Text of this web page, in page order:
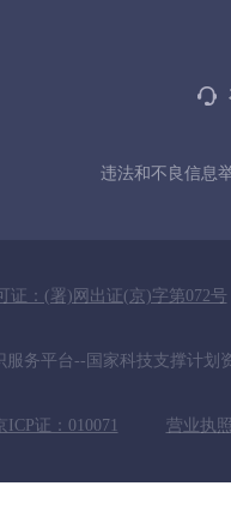
违法和不良信息
证：(署)网出证(京)字第072号
服务平台--国家科技支撑计划
ICP证：010071 营业执